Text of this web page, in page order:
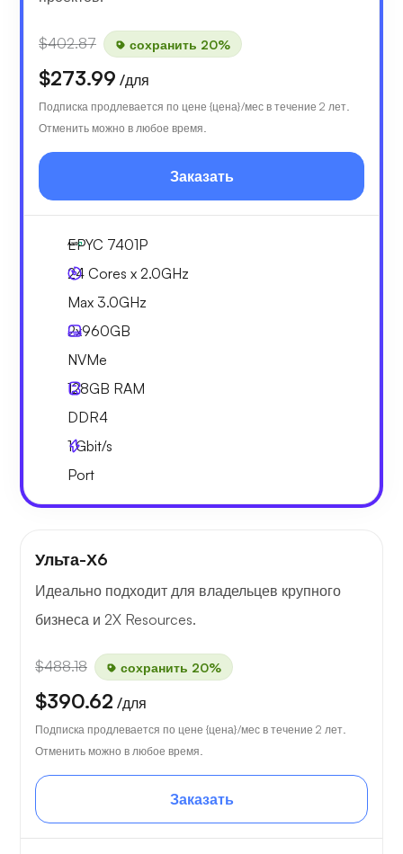
$402.87 сохранить 20%
$273.99 /для
Подписка продлевается по цене {цена}/мес в течение 2 лет.
Отменить можно в любое время.
Заказать
EPYC 7401P
24 Cores x 2.0GHz
Max 3.0GHz
2x960GB
NVMe
128GB RAM
DDR4
1Gbit/s
Port
Ульта-Х6
Идеально подходит для владельцев крупного
бизнеса и 2X Resources.
$488.18 сохранить 20%
$390.62 /для
Подписка продлевается по цене {цена}/мес в течение 2 лет.
Отменить можно в любое время.
Заказать